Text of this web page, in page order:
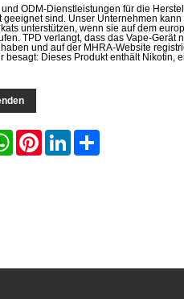
ODM-Dienstleistungen für die
geeignet sind. Unser Unternehmen
unterstützen, wenn sie auf dem
TPD verlangt, dass das Vape-Gerät
und auf der MHRA-Website
besagt: Dieses Produkt enthält Nikotin,
WhatsAppPinterestLinkedIn